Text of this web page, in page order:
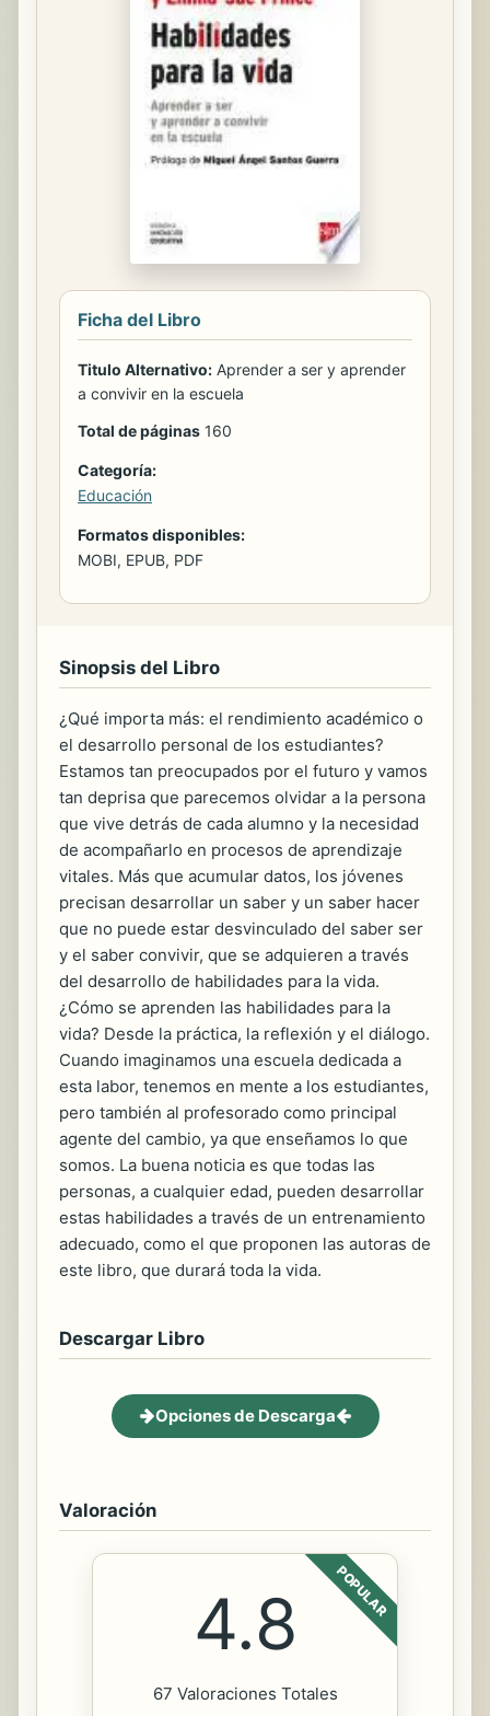
Ficha del Libro
Titulo Alternativo: Aprender a ser y aprender
a convivir en la escuela
Total de páginas 160
Categoría:
Educación
Formatos disponibles:
MOBI, EPUB, PDF
Sinopsis del Libro
¿Qué importa más: el rendimiento académico o
el desarrollo personal de los estudiantes?
Estamos tan preocupados por el futuro y vamos
tan deprisa que parecemos olvidar a la persona
que vive detrás de cada alumno y la necesidad
de acompañarlo en procesos de aprendizaje
vitales. Más que acumular datos, los jóvenes
precisan desarrollar un saber y un saber hacer
que no puede estar desvinculado del saber ser
y el saber convivir, que se adquieren a través
del desarrollo de habilidades para la vida.
¿Cómo se aprenden las habilidades para la
vida? Desde la práctica, la reflexión y el diálogo.
Cuando imaginamos una escuela dedicada a
esta labor, tenemos en mente a los estudiantes,
pero también al profesorado como principal
agente del cambio, ya que enseñamos lo que
somos. La buena noticia es que todas las
personas, a cualquier edad, pueden desarrollar
estas habilidades a través de un entrenamiento
adecuado, como el que proponen las autoras de
este libro, que durará toda la vida.
Descargar Libro
Opciones de Descarga
Valoración
POPULAR
4.8
67 Valoraciones Totales